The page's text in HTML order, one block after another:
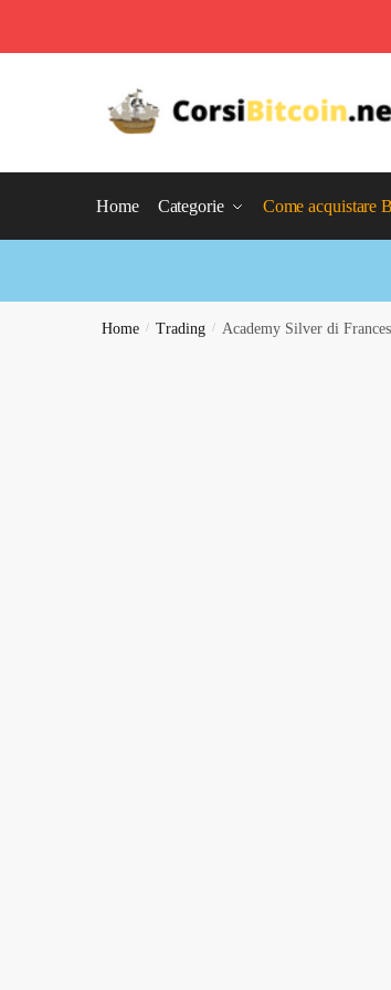
Home Categorie Come acquistare
Home / Trading / Academy Silver di